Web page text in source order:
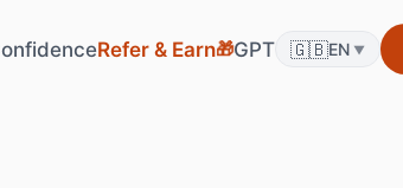
Refer & Earn🎁GPT 🇬🇧EN ▼